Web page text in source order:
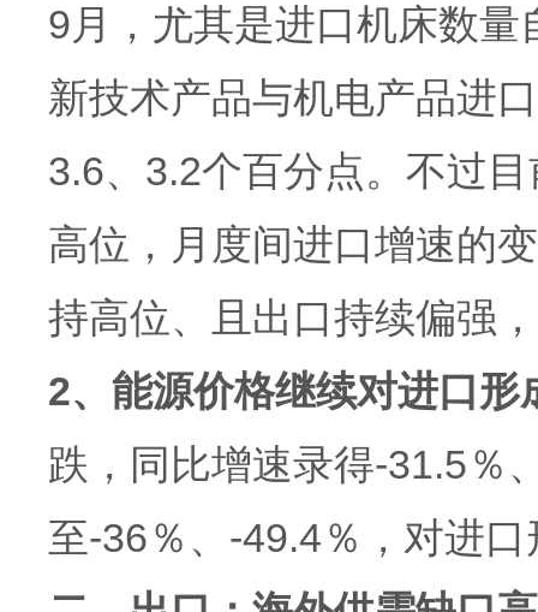
9月，尤其是进口机床数
新技术产品与机电产品进
3.6、3.2个百分点。不过
高位，月度间进口增速的
持高位、且出口持续偏强
2、能源价格继续对进口形
跌，同比增速录得-31.5％
至-36％、-49.4％，对进